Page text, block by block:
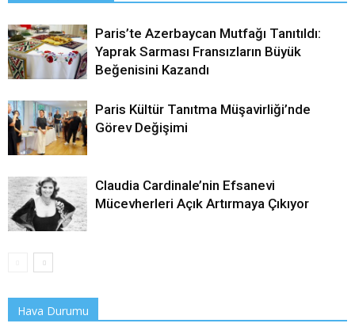
Paris’te Azerbaycan Mutfağı Tanıtıldı:
Yaprak Sarması Fransızların Büyük
Beğenisini Kazandı
Paris Kültür Tanıtma Müşavirliği’nde
Görev Değişimi
Claudia Cardinale’nin Efsanevi
Mücevherleri Açık Artırmaya Çıkıyor
Hava Durumu